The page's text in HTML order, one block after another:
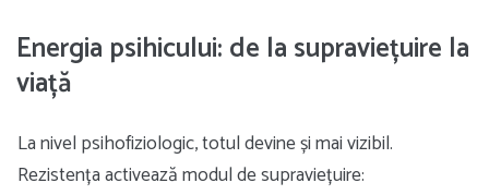
Energia psihicului: de la supraviețuire la
viață
La nivel psihofiziologic, totul devine și mai vizibil.
Rezistența activează modul de supraviețuire: